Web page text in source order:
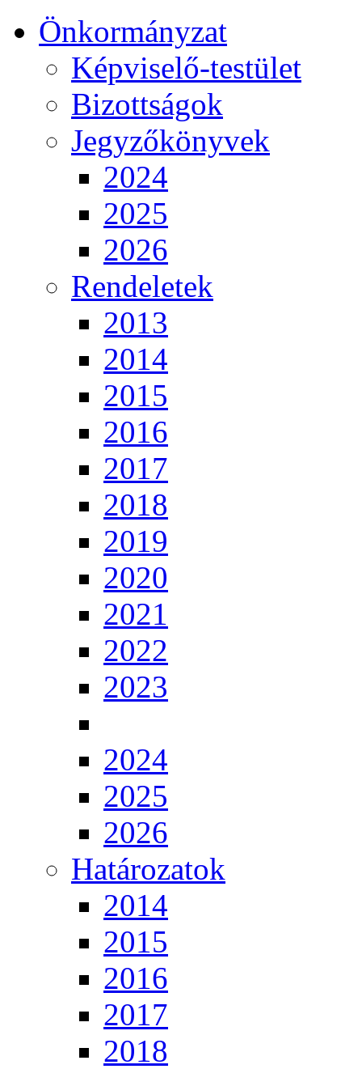
Önkormányzat
Képviselő-testület
Bizottságok
Jegyzőkönyvek
2024
2025
2026
Rendeletek
2013
2014
2015
2016
2017
2018
2019
2020
2021
2022
2023
2024
2025
2026
Határozatok
2014
2015
2016
2017
2018